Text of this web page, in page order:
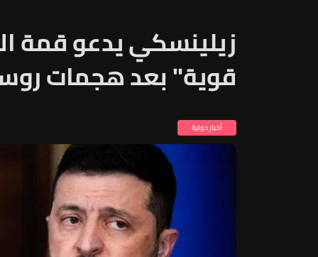
زيلينسكي يدعو قمة
قوية" بعد هجمات
أخبار دولية